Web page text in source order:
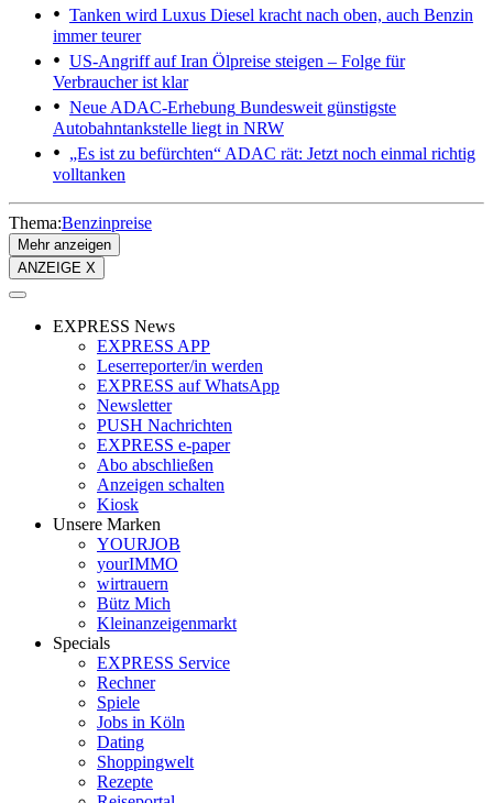
Tanken wird Luxus Diesel kracht nach oben, auch Benzin
immer teurer
US-Angriff auf Iran Ölpreise steigen – Folge für
Verbraucher ist klar
Neue ADAC-Erhebung Bundesweit günstigste
Autobahntankstelle liegt in NRW
„Es ist zu befürchten“ ADAC rät: Jetzt noch einmal richtig
volltanken
Thema:Benzinpreise
Mehr anzeigen
ANZEIGE X
EXPRESS News
EXPRESS APP
Leserreporter/in werden
EXPRESS auf WhatsApp
Newsletter
PUSH Nachrichten
EXPRESS e-paper
Abo abschließen
Anzeigen schalten
Kiosk
Unsere Marken
YOURJOB
yourIMMO
wirtrauern
Bütz Mich
Kleinanzeigenmarkt
Specials
EXPRESS Service
Rechner
Spiele
Jobs in Köln
Dating
Shoppingwelt
Rezepte